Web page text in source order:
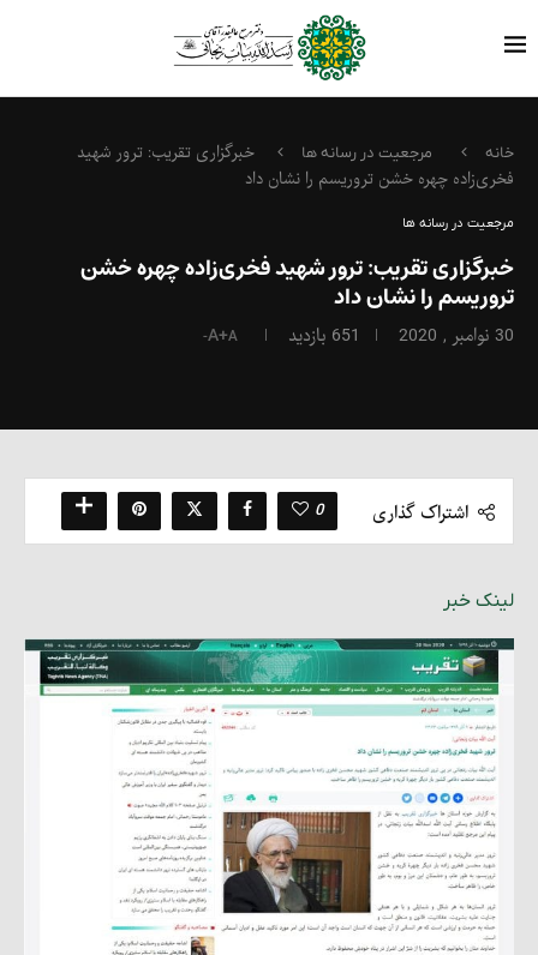
خانه مرجعیت در رسانه ها
خبرگزاری تقریب: ترور شهید
فخری‌زاده چهره خشن تروریسم را نشان داد
مرجعیت در رسانه ها
خبرگزاری تقریب: ترور شهید فخری‌زاده چهره خشن
تروریسم را نشان داد
30 نوامبر , 2020 651 بازدید A+A-
اشتراک گذاری 0
لینک خبر